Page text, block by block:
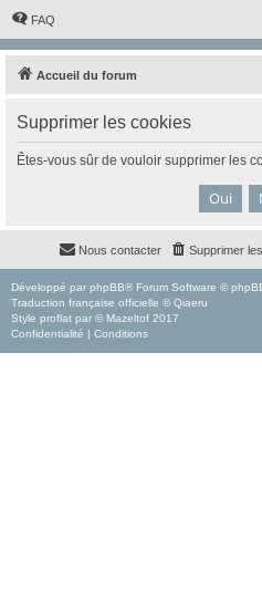
FAQ
Accueil du forum
Supprimer les cookies
Êtes-vous sûr de vouloir supprimer les
Supprimer
Nous contacter
Développé par phpBB® Forum Software ©
Traduction française officielle © Qiaeru
Style proflat par © Mazeltof 2017
Confidentialité | Conditions